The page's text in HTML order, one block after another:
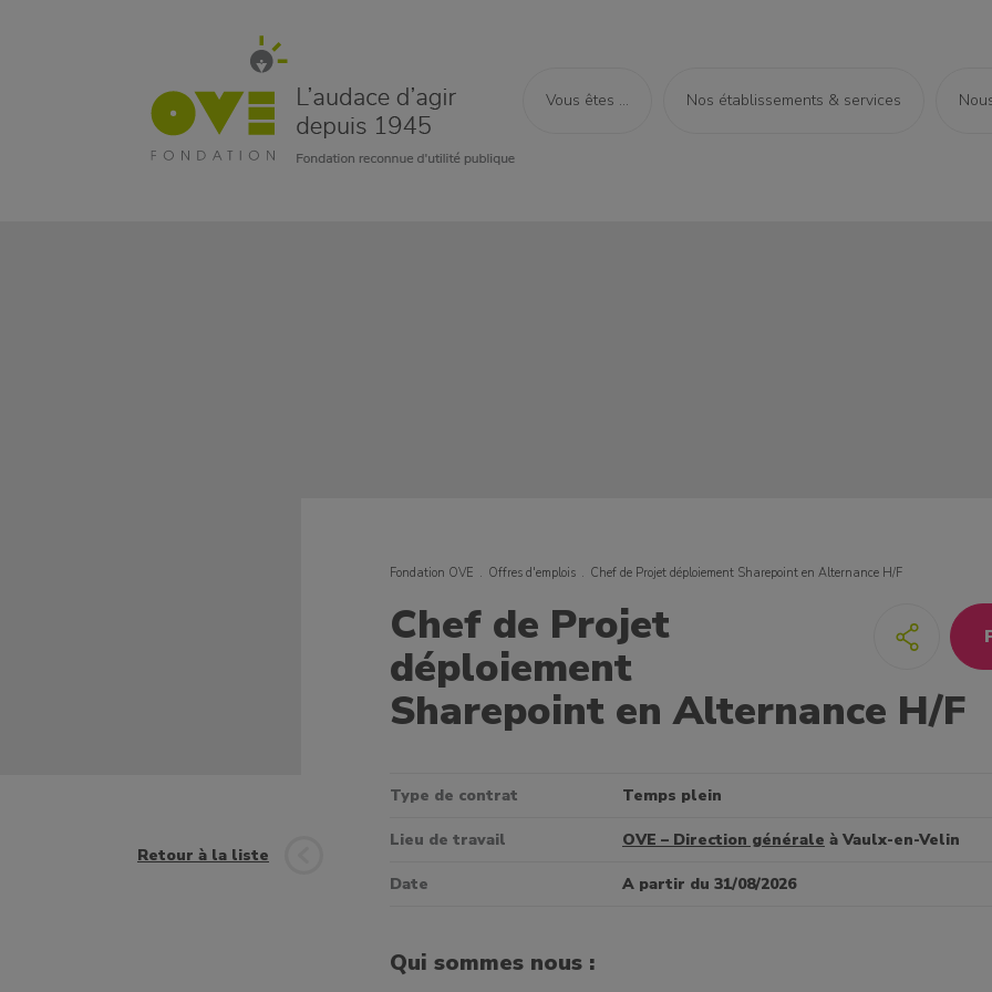
Vous êtes ... Nos établissements & services
Fondation OVE Offres d'emplois Chef de Projet déploiement Sharepoint en Alternance H/F
Retour à la liste
Chef de Projet
déploiement
Sharepoint en Alternance H/F
Type de contrat Temps plein
Lieu de travail OVE – Direction générale à Vaulx-en-Velin
Date A partir du 31/08/2026
Qui sommes nous :